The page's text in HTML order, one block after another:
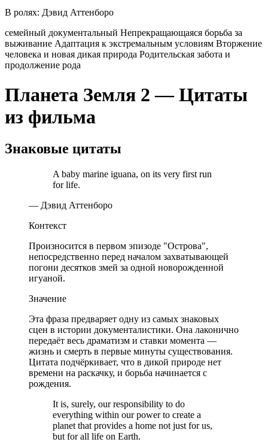
В ролях: Дэвид Аттенборо
семейный документальный Непрекращающаяся борьба за
выживание Адаптация к экстремальным условиям Вторжение
человека и новая дикая природа Родительская забота и
продолжение рода
Планета Земля 2 — Цитаты
из фильма
Знаковые цитаты
A baby marine iguana, on its very first run
for life.
— Дэвид Аттенборо
Контекст
Произносится в первом эпизоде "Острова",
непосредственно перед началом захватывающей
погони десятков змей за одной новорожденной
игуаной.
Значение
Эта фраза предваряет одну из самых знаковых
сцен в истории документалистики. Она лаконично
передаёт весь драматизм и ставки момента —
жизнь и смерть в первые минуты существования.
Цитата подчёркивает, что в дикой природе нет
времени на раскачку, и борьба начинается с
рождения.
It is, surely, our responsibility to do
everything within our power to create a
planet that provides a home not just for us,
but for all life on Earth.